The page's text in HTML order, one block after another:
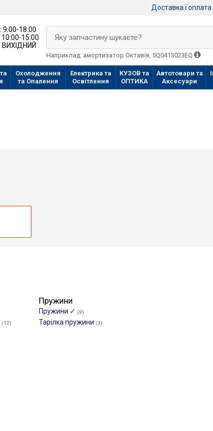
Доставка і оплата
9:00-18:00
10:00-15:00
ВИХІДНИЙ
Яку запчастину шукаєте?
Наприклад: амортизатор Октавія, 5Q0413023EQ
Охолодження
та Опалення
Електрика та
Освітлення
КУЗОВ та
ОПТИКА
Автотовари та
Аксесуари
(12)
Пружини
Пружини ✓ (9)
Тарілка пружини (3)